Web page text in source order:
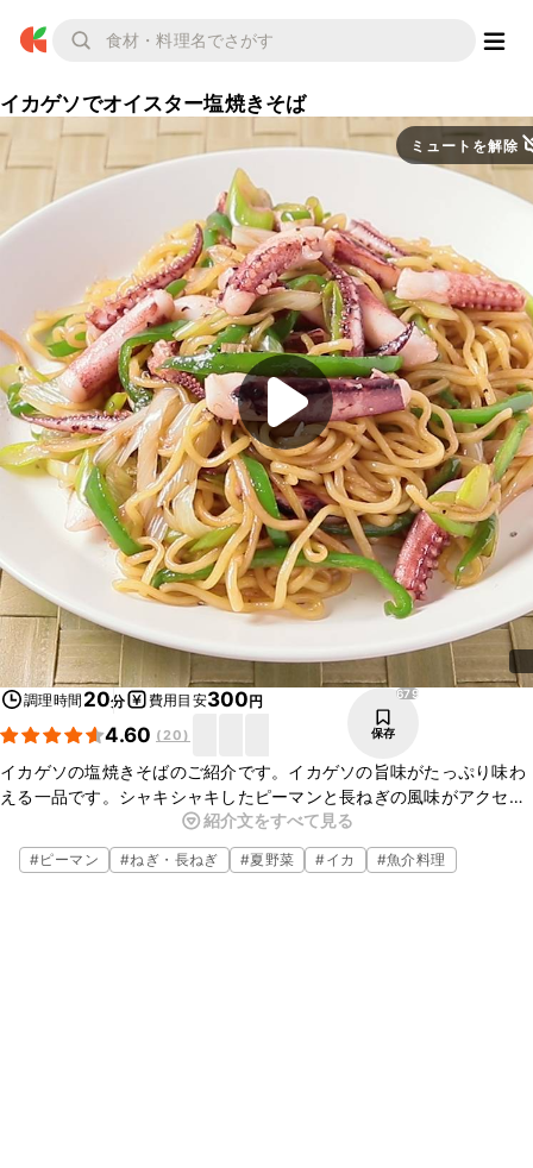
イカゲソでオイスター塩焼きそば
ミュートを解除
調理時間 20分 費用目安300円
4.60 (20)
679
保存
イカゲソの塩焼きそばのご紹介です。イカゲソの旨味がたっぷり味わ
える一品です。シャキシャキしたピーマンと長ねぎの風味がアクセン
トになり、とても美味しいです。簡単に作れますのでお昼ご飯におす
すめです。ぜひお試しください。
紹介文をすべて見る
#ピーマン #ねぎ・長ねぎ #夏野菜 #イカ #魚介料理